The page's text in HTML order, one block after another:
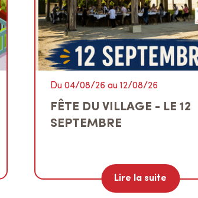
Du 04/08/26 au 12/08/26
FÊTE DU VILLAGE - LE 12
SEPTEMBRE
Lire la suite